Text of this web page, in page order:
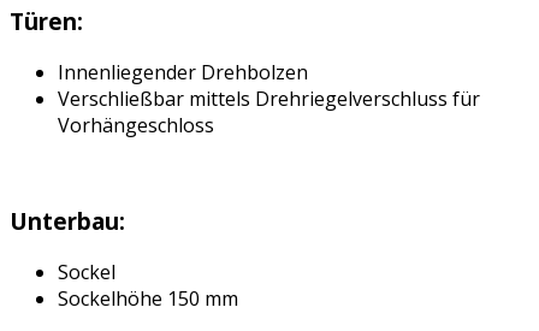
Türen:
Innenliegender Drehbolzen
Verschließbar mittels Drehriegelverschluss für
Vorhängeschloss
Unterbau:
Sockel
Sockelhöhe 150 mm